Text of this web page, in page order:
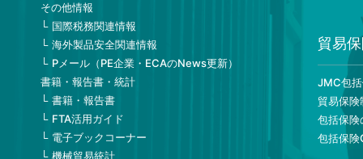
その他情報
国際税務関連情報
海外製品安全関連情報
Pメール（PE企業・ECAのNews更新）
書籍・報告書・統計
書籍・報告書
FTA活用ガイド
電子ブックコーナー
機械貿易統計
貿易
JMC包
貿易保険
包括保険
包括保険